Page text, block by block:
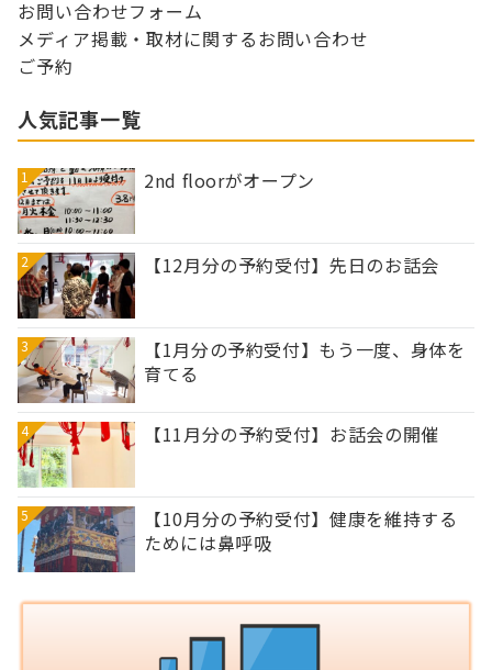
お問い合わせフォーム
メディア掲載・取材に関するお問い合わせ
ご予約
人気記事一覧
1 2nd floorがオープン
2 【12月分の予約受付】先日のお話会
3
【1月分の予約受付】もう一度、身体を
育てる
4 【11月分の予約受付】お話会の開催
5
【10月分の予約受付】健康を維持する
ためには鼻呼吸